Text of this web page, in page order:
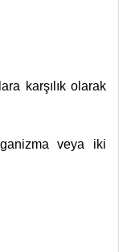
karşılık olarak
veya iki